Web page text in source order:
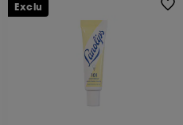
Exclu